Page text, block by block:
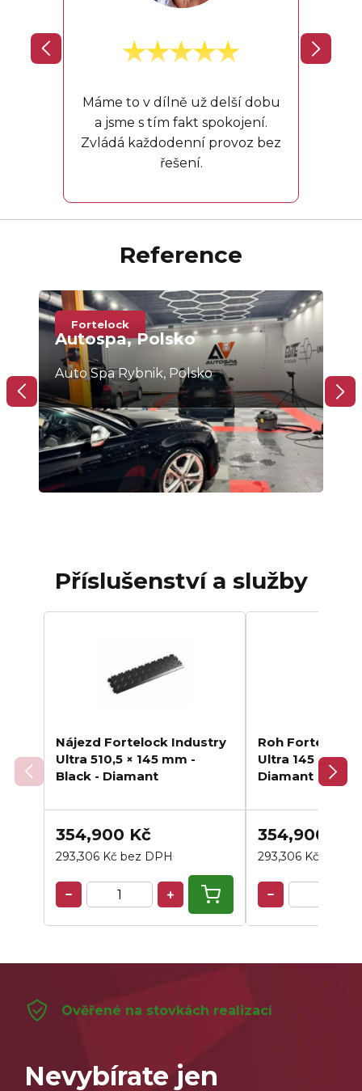
Máme to v dílně už delší dobu
a jsme s tím fakt spokojení.
Zvládá každodenní provoz bez
řešení.
Reference
Fortelock
Autospa, Polsko
Auto Spa Rybnik, Polsko
Příslušenství a služby
Nájezd Fortelock Industry
Ultra 510,5 × 145 mm -
Black - Diamant
354,900 Kč
293,306 Kč bez DPH
Roh Fortelock
Ultra 145 × 145
Diamant
354,900 Kč
293,306 Kč bez
Ověřené na stovkách realizací
Nevybírate jen